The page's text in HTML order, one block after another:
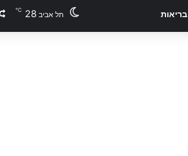
בריאות תל אביב 28
℃